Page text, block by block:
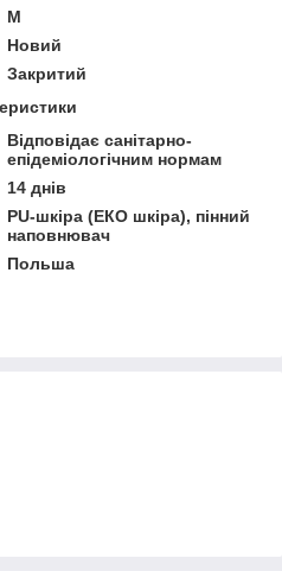
M
Новий
Закритий
Відповідає санітарно-
епідеміологічним нормам
14 днів
PU-шкіра (ЕКО шкіра), пінний
наповнювач
Польша